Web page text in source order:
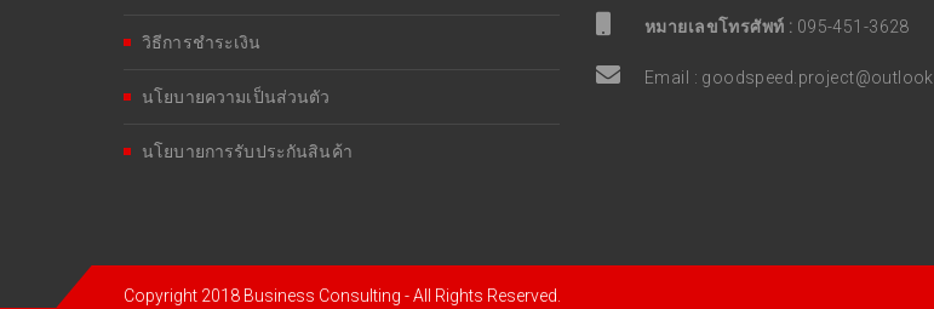
วิธีการชำระเงิน
นโยบายความเป็นส่วนตัว
นโยบายการรับประกันสินค้า
หมายเลขโทรศัพท์ : 095-451-3628
Email :
Copyright 2018 Business Consulting - All Rights Reserved.